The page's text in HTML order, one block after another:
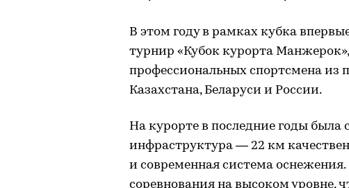
В этом году в рамках кубка
турнир «Кубок курорта
профессиональных спортсмена из
Казахстана, Беларуси и России.
На курорте в последние годы была
инфраструктура — 22 км
и современная система оснежения.
соревнования на высоком уровне,